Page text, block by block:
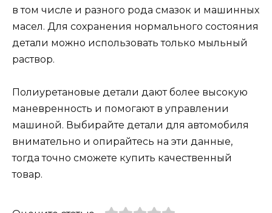
в том числе и разного рода смазок и машинных
масел. Для сохранения нормального состояния
детали можно использовать только мыльный
раствор.
Полиуретановые детали дают более высокую
маневренность и помогают в управлении
машиной. Выбирайте детали для автомобиля
внимательно и опирайтесь на эти данные,
тогда точно сможете купить качественный
товар.